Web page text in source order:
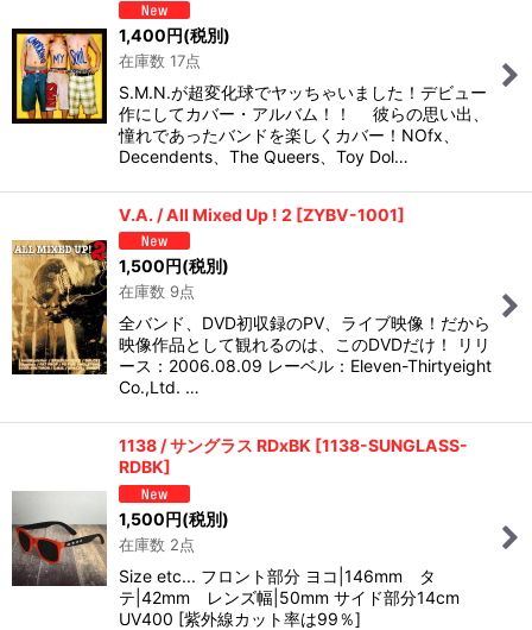
1,400円(税別)
在庫数 17点
S.M.N.が超変化球でヤッちゃいました！デビュー
作にしてカバー・アルバム！！ 彼らの思い出、
憧れであったバンドを楽しくカバー！NOfx、
Decendents、The Queers、Toy Dol…
V.A. / All Mixed Up ! 2 [ZYBV-1001]
1,500円(税別)
在庫数 9点
全バンド、DVD初収録のPV、ライブ映像！だから
映像作品として観れるのは、このDVDだけ！ リリ
ース：2006.08.09 レーベル：Eleven-Thirtyeight
Co.,Ltd. …
1138 / サングラス RDxBK [1138-SUNGLASS-
RDBK]
1,500円(税別)
在庫数 2点
Size etc... フロント部分 ヨコ|146mm タ
テ|42mm レンズ幅|50mm サイド部分14cm
UV400 [紫外線カット率は99％]